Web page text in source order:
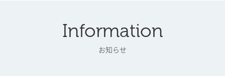
Information
お知らせ